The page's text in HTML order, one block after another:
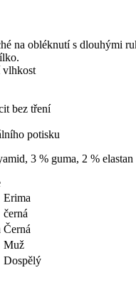
na obléknutí s dlouhými
vlhkost
bez tření
potisku
3 % guma, 2 % elastan
Erima
černá
Černá
Muž
Dospělý